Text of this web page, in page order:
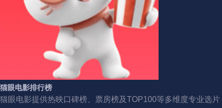
猫眼电影排行榜
猫眼电影提供热映口碑榜、票房榜及TOP100等多维度专业选片